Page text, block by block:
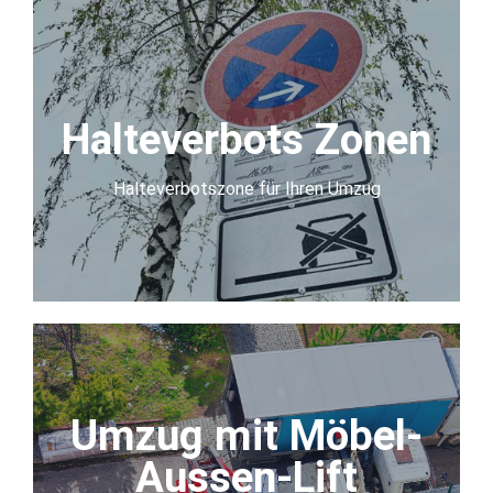
Halteverbots Zonen
Halteverbotszone für Ihren Umzug
Halteverbots
Zonen
Wir beantragen das Halteverbot
mehr Infos
Umzug mit Möbel-
Aussen-Lift
Umzug mit
Möbel- Aussen-
Lift